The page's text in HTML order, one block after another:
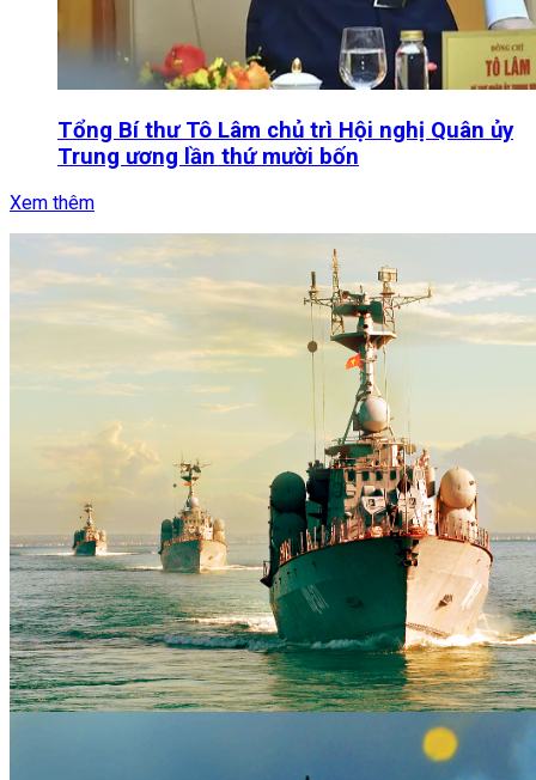
Tổng Bí thư Tô Lâm chủ trì Hội nghị Quân ủy
Trung ương lần thứ mười bốn
Xem thêm